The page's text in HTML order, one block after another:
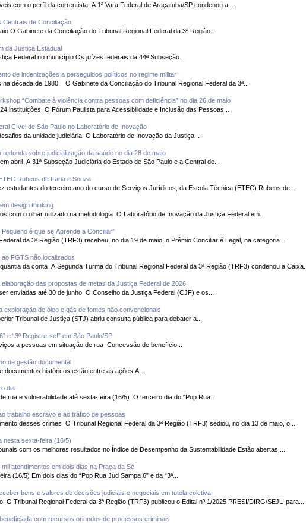
Sistema de segurança do banco não detectou transações incompatíveis com o perfil da correntista A 1ª Vara Federal de Araçatuba/SP condenou a...
de Conciliação
Formação continuada é direcionada a magistrados e vai até 30 de maio O Gabinete da Conciliação do Tribunal Regional Federal da 3ª Região...
da Justiça Estadual
Encontro integra programação de comemoração dos 10 anos da Justiça Federal no município Os juízes federais da 44ª Subseção...
de indenizações a perseguidos políticos no regime militar
Metalúrgicos foram demitidos por participar de movimentos grevistas na década de 1980 O Gabinete da Conciliação do Tribunal Regional Federal da 3ª...
“Combate à violência contra pessoas com deficiência” no dia 26 de maio
TRF3 e Justiça Federal de São Paulo integram o Fórum com outras 24 instituições O Fórum Paulista para Acessibilidade e Inclusão das Pessoas...
Cível de São Paulo no Laboratório de Inovação
Objetivo foi construir, de forma colaborativa, soluções voltadas aos desafios da unidade judiciária O Laboratório de Inovação da Justiça...
sobre judicialização da saúde no dia 28 de maio
Evento amplia discussão sobre o tema abordado na primeira edição em abril A 31ª Subseção Judiciária do Estado de São Paulo e a Central de...
Rubens de Faria e Souza
“TRF3 de Portas Abertas” Um grupo de dez estudantes do terceiro ano do curso de Serviços Jurídicos, da Escola Técnica (ETEC) Rubens de...
design thinking
Objetivo foi capacitar servidores para análise de problemas complexos com o olhar utilizado na metodologia O Laboratório de Inovação da Justiça Federal em...
é que se Aprende a Conciliar”
de maio no CNJ O Tribunal Regional Federal da 3ª Região (TRF3) recebeu, no dia 19 de maio, o Prêmio Conciliar é Legal, na categoria...
FGTS não localizados
Segunda Turma também reconheceu o direito ao saque de eventual quantia da conta A Segunda Turma do Tribunal Regional Federal da 3ª Região (TRF3) condenou a Caixa...
das propostas de metas da Justiça Federal de 2026
Sugestões da sociedade civil e órgãos do sistema judiciário podem ser enviadas até 30 de junho O Conselho da Justiça Federal (CJF) e os...
de óleo e gás de fontes não convencionais
subsídios para uma futura audiência pública O Superior Tribunal de Justiça (STJ) abriu consulta pública para debater a...
e “3º Registre-se!” em São Paulo/SP
Mutirão ocorreu de 12 a 16 de maio, na Praça da Sé, e ofereceu serviços a pessoas em situação de rua Concessão de benefício...
de gestão documental
Eliminação de autos findos, digitalização, análise e disponibilização de documentos históricos estão entre as ações A...
dia
Mutirão leva serviços de cidadania e justiça a pessoas em situação de rua e vulnerabilidade até sexta-feira (16/5) O terceiro dia do “Pop Rua...
trabalho escravo e ao tráfico de pessoas
Objetivo foi ampliar a conscientização sobre os desafios ao enfrentamento desses crimes O Tribunal Regional Federal da 3ª Região (TRF3) sediou, no dia 13 de maio, o...
nesta sexta-feira (16/5)
Premiação busca disseminar práticas de sucesso e incentivar os tribunais com os melhores resultados no Índice de Desempenho da Sustentabilidade Estão abertas,...
atendimentos em dois dias na Praça da Sé
Mutirão destinado à população em situação de rua segue até sexta-feira (16/5) Em dois dias do “Pop Rua Jud Sampa 6” e da “3ª...
bens e valores de decisões judiciais e negociais em tutela coletiva
Participantes devem observar regras do edital e preencher formulário O Tribunal Regional Federal da 3ª Região (TRF3) publicou o Edital nº 1/2025 PRESI/DIRG/SEJU para...
com recursos oriundos de processos criminais